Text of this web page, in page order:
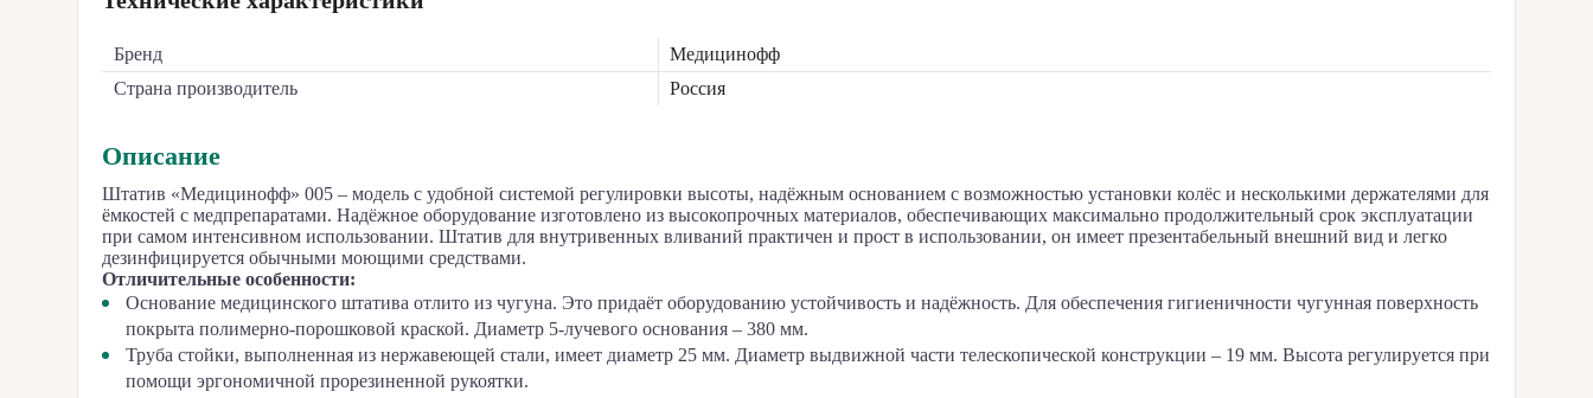
Бренд
Медицинофф
Страна производитель
Россия
Описание
Штатив «Медицинофф» 005 – модель с удобной системой регулировки высоты, надёжным основанием с возможностью установки колёс и несколькими держателями для
ёмкостей с медпрепаратами. Надёжное оборудование изготовлено из высокопрочных материалов, обеспечивающих максимально продолжительный срок эксплуатации
при самом интенсивном использовании. Штатив для внутривенных вливаний практичен и прост в использовании, он имеет презентабельный внешний вид и легко
дезинфицируется обычными моющими средствами.
Отличительные особенности:
Основание медицинского штатива отлито из чугуна. Это придаёт оборудованию устойчивость и надёжность. Для обеспечения гигиеничности чугунная поверхность
покрыта полимерно-порошковой краской. Диаметр 5-лучевого основания – 380 мм.
Труба стойки, выполненная из нержавеющей стали, имеет диаметр 25 мм. Диаметр выдвижной части телескопической конструкции – 19 мм. Высота регулируется при
помощи эргономичной прорезиненной рукоятки.